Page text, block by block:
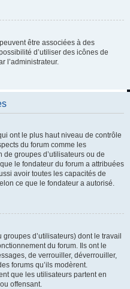
être associées à des
d’utiliser des icônes de
l’administrateur.
ont le plus haut niveau de contrôle
du forum comme les
groupes d’utilisateurs ou de
le fondateur du forum a attribuées
avoir toutes les capacités de
ce que le fondateur a autorisé.
d’utilisateurs) dont le travail
du forum. Ils ont le
de verrouiller, déverrouiller,
forums qu’ils modèrent.
que les utilisateurs partent en
offensant.